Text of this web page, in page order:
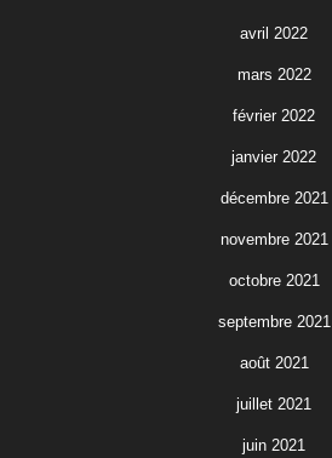
avril 2022
mars 2022
février 2022
janvier 2022
décembre 2021
novembre 2021
octobre 2021
septembre 2021
août 2021
juillet 2021
juin 2021